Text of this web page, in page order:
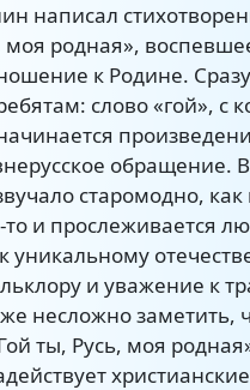
написал
моя родная»,
к Родине.
слово «гой», с
обращение.
старомодно, как
то и прослеживается
к уникальному
и уважение к
несложно заметить,
ты, Русь, моя